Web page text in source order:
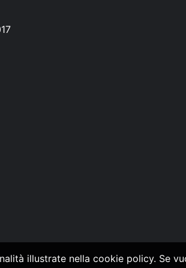
illustrate nella cookie policy. Se